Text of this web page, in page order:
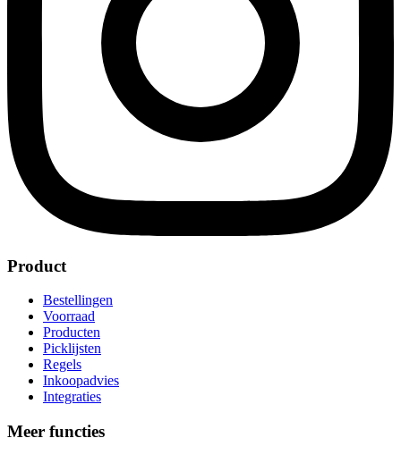
Product
Bestellingen
Voorraad
Producten
Picklijsten
Regels
Inkoopadvies
Integraties
Meer functies